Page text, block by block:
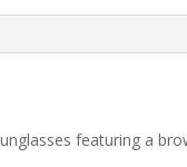
featuring a